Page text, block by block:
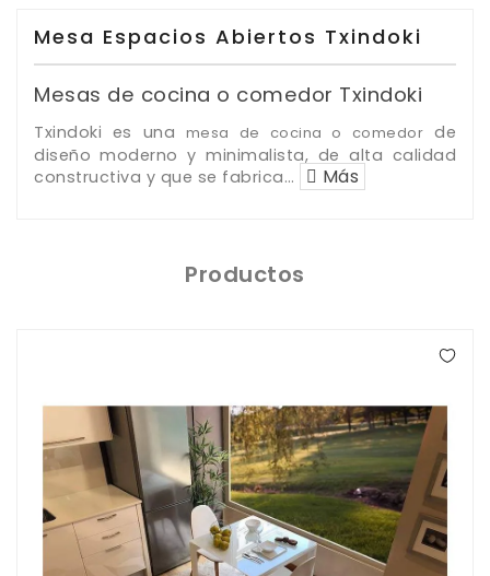
De
Mesas
Comedor
Sillas
Taburetes
Altos
Exterior/jardín
Mesa Espacios Abiertos Txindoki
Mesas de cocina o comedor Txindoki
Txindoki es una mesa de cocina o comedor de
diseño moderno y minimalista, de alta calidad
constructiva y que se fabrica… Más
Productos